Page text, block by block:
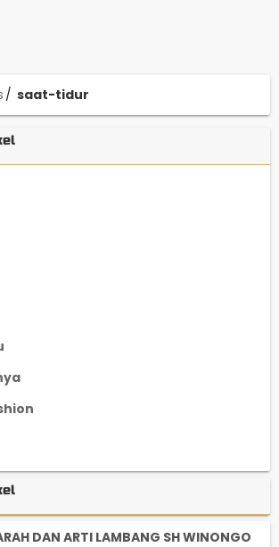
saat-tidur
DAN ARTI LAMBANG SH WINONGO